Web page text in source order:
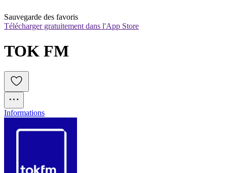
Sauvegarde des favoris
Télécharger gratuitement dans l'App Store
TOK FM
Informations